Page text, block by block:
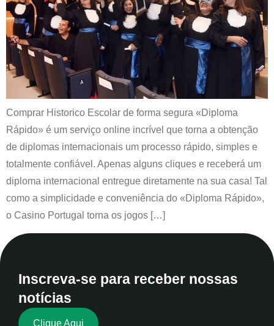
Comprar Historico Escolar de forma segura «Diploma
Rápido» é um serviço online incrível que torna a obtenção
de diplomas internacionais um processo rápido, simples e
totalmente confiável. Apenas alguns cliques e receberá um
diploma internacional entregue diretamente na sua casa! Tal
como a simplicidade e conveniência do «Diploma Rápido»,
o Casino Portugal torna os jogos […]
Inscreva-se para receber nossas
notícias
Clique Aqui